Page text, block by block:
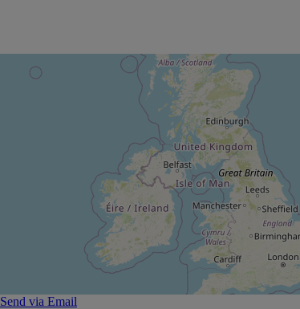
Send via Email